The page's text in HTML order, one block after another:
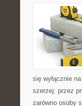
się wyłącznie
szerzej: przez
zarówno osoby